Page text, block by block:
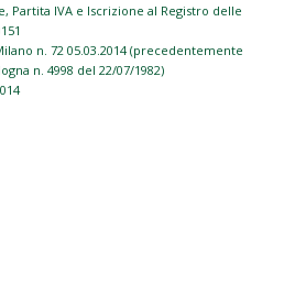
Partita IVA e Iscrizione al Registro delle
n. 72 05.03.2014 (precedentemente
n. 4998 del 22/07/1982)